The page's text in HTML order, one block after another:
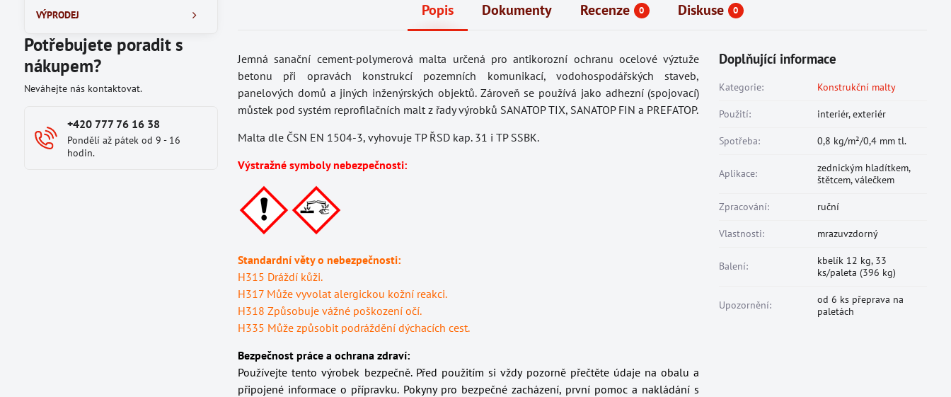
Popis Dokumenty Recenze 0 Diskuse 0
Jemná sanační cement-polymerová malta určená pro antikorozní ochranu ocelové výztuže
betonu při opravách konstrukcí pozemních komunikací, vodohospodářských staveb,
panelových domů a jiných inženýrských objektů. Zároveň se používá jako adhezní (spojovací)
můstek pod systém reprofilačních malt z řady výrobků SANATOP TIX, SANATOP FIN a PREFATOP.
Malta dle ČSN EN 1504-3, vyhovuje TP ŘSD kap. 31 i TP SSBK.
Výstražné symboly nebezpečnosti:
Standardní věty o nebezpečnosti:
H315 Dráždí kůži.
H317 Může vyvolat alergickou kožní reakci.
H318 Způsobuje vážné poškození očí.
H335 Může způsobit podráždění dýchacích cest.
Bezpečnost práce a ochrana zdraví:
Používejte tento výrobek bezpečně. Před použitím si vždy pozorně přečtěte údaje na obalu a
připojené informace o přípravku. Pokyny pro bezpečné zacházení, první pomoc a nakládání s
Doplňující informace
Kategorie: Konstrukční malty
Použití: interiér, exteriér
Spotřeba: 0,8 kg/m²/0,4 mm tl.
Aplikace:
zednickým hladítkem,
štětcem, válečkem
Zpracování: ruční
Vlastnosti: mrazuvzdorný
Balení:
kbelík 12 kg, 33
ks/paleta (396 kg)
Upozornění:
od 6 ks přeprava na
paletách
VÝPRODEJ
Potřebujete poradit s
nákupem?
Neváhejte nás kontaktovat.
+420 777 76 16 38
Pondělí až pátek od 9 - 16
hodin.